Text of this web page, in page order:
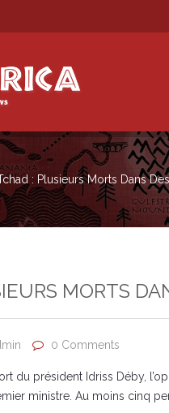
: Plusieurs Morts Dans
MORTS
0 Comments
du président Idriss Déby,
ministre. Au moins cinq